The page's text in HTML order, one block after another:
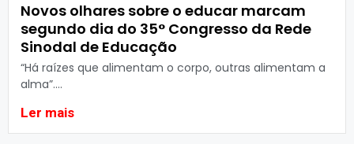
Novos olhares sobre o educar marcam
segundo dia do 35° Congresso da Rede
Sinodal de Educação
“Há raízes que alimentam o corpo, outras alimentam a
alma”....
Ler mais